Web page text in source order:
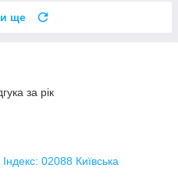
ще
за рік
02088 Київська